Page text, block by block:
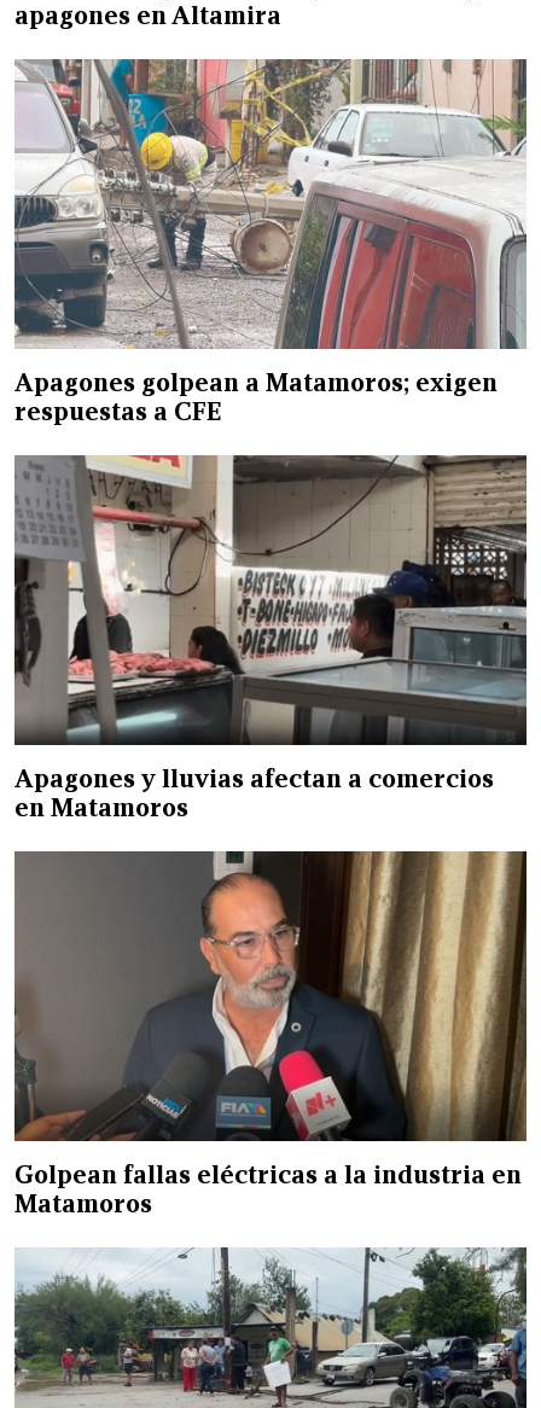
apagones en Altamira
Apagones golpean a Matamoros; exigen
respuestas a CFE
Apagones y lluvias afectan a comercios
en Matamoros
Golpean fallas eléctricas a la industria en
Matamoros